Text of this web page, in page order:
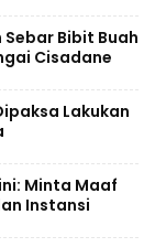
Sebar Bibit Buah
Cisadane
Lakukan
Minta Maaf
Instansi